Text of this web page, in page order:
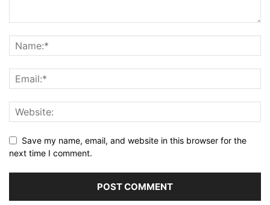
Save my name, email, and website in this browser for the
next time I comment.